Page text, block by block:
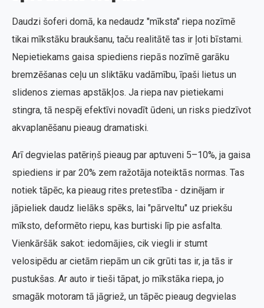
Daudzi šoferi domā, ka nedaudz "mīksta" riepa nozīmē
tikai mīkstāku braukšanu, taču realitātē tas ir ļoti bīstami.
Nepietiekams gaisa spiediens riepās nozīmē garāku
bremzēšanas ceļu un sliktāku vadāmību, īpaši lietus un
slidenos ziemas apstākļos. Ja riepa nav pietiekami
stingra, tā nespēj efektīvi novadīt ūdeni, un risks piedzīvot
akvaplanēšanu pieaug dramatiski.
Arī degvielas patēriņš pieaug par aptuveni 5–10%, ja gaisa
spiediens ir par 20% zem ražotāja noteiktās normas. Tas
notiek tāpēc, ka pieaug rites pretestība - dzinējam ir
jāpieliek daudz lielāks spēks, lai "pārveltu" uz priekšu
mīksto, deformēto riepu, kas burtiski līp pie asfalta.
Vienkāršāk sakot: iedomājies, cik viegli ir stumt
velosipēdu ar cietām riepām un cik grūti tas ir, ja tās ir
pustukšas. Ar auto ir tieši tāpat, jo mīkstāka riepa, jo
smagāk motoram tā jāgriež, un tāpēc pieaug degvielas